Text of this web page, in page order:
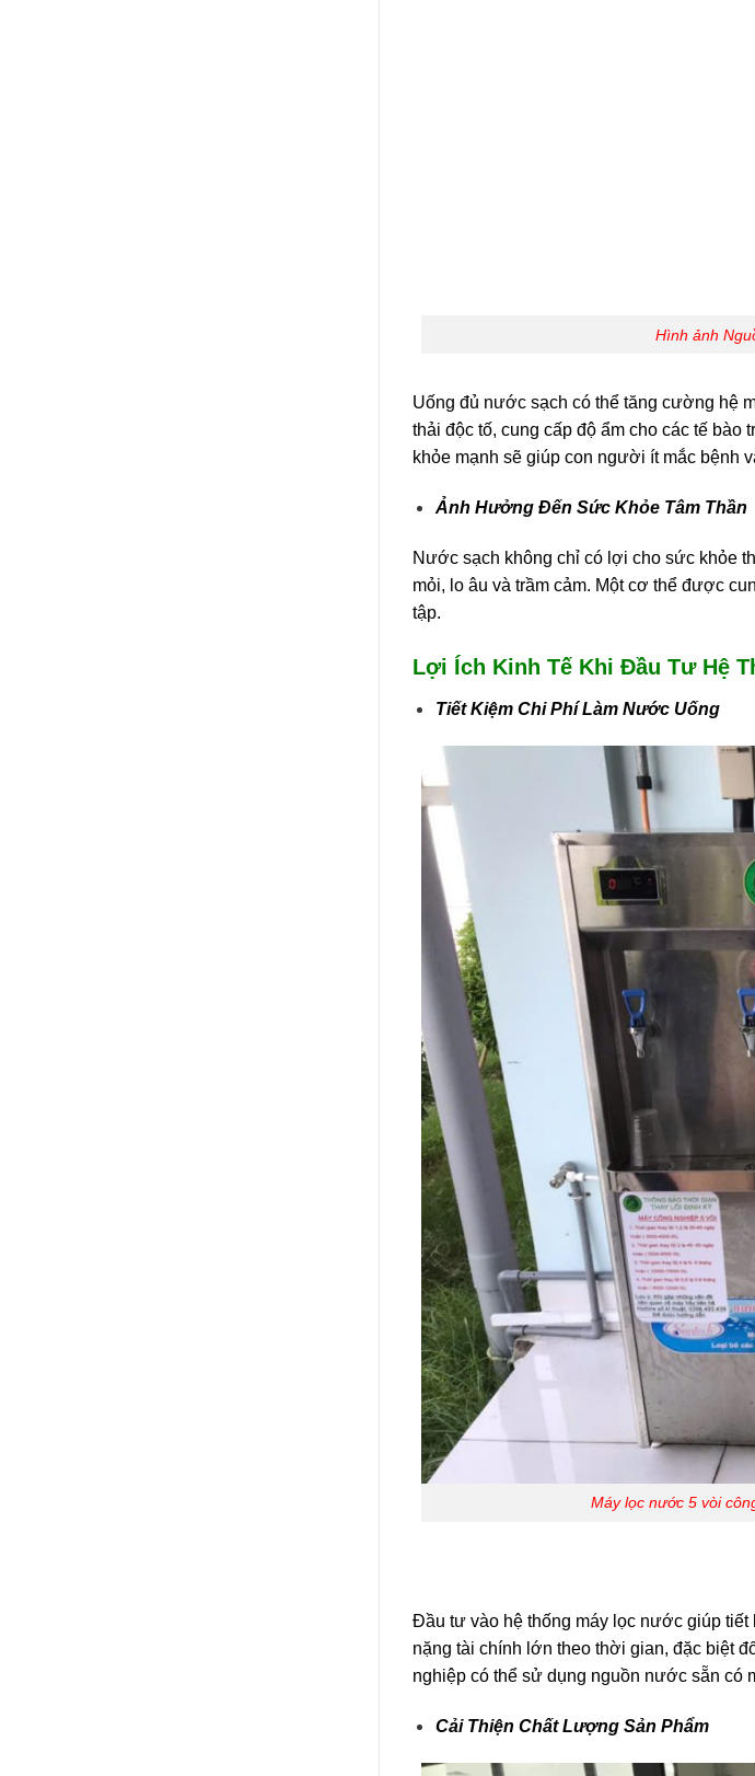
Hình ảnh
Uống đủ nước sạch có thể tăng cường hệ
thải độc tố, cung cấp độ ẩm cho các tế
khỏe mạnh sẽ giúp con người ít mắc bệnh
Ảnh Hưởng Đến Sức Khỏe Tâm Thần
Nước sạch không chỉ có lợi cho sức khỏe
mỏi, lo âu và trầm cảm. Một cơ thể được
tập.
Lợi Ích Kinh Tế Khi Đầu Tư Hệ
Tiết Kiệm Chi Phí Làm Nước Uống
Máy lọc nước 5 vòi
Đầu tư vào hệ thống máy lọc nước giúp
nặng tài chính lớn theo thời gian, đặc biệt
nghiệp có thể sử dụng nguồn nước sẵn có
Cải Thiện Chất Lượng Sản Phẩm